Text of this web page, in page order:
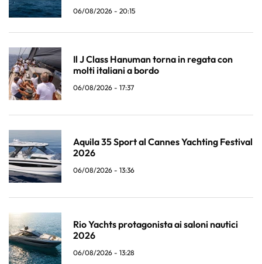
06/08/2026 - 20:15
Il J Class Hanuman torna in regata con
molti italiani a bordo
06/08/2026 - 17:37
Aquila 35 Sport al Cannes Yachting Festival
2026
06/08/2026 - 13:36
Rio Yachts protagonista ai saloni nautici
2026
06/08/2026 - 13:28